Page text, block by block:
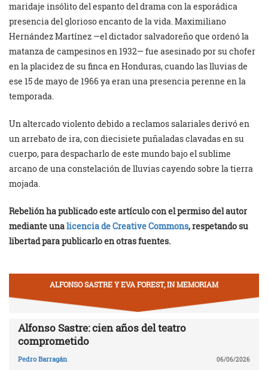
maridaje insólito del espanto del drama con la esporádica
presencia del glorioso encanto de la vida. Maximiliano
Hernández Martínez —el dictador salvadoreño que ordenó la
matanza de campesinos en 1932— fue asesinado por su chofer
en la placidez de su finca en Honduras, cuando las lluvias de
ese 15 de mayo de 1966 ya eran una presencia perenne en la
temporada.
Un altercado violento debido a reclamos salariales derivó en
un arrebato de ira, con diecisiete puñaladas clavadas en su
cuerpo, para despacharlo de este mundo bajo el sublime
arcano de una constelación de lluvias cayendo sobre la tierra
mojada.
Rebelión ha publicado este artículo con el permiso del autor
mediante unalicencia de Creative Commons, respetando su
libertad para publicarlo en otras fuentes.
ALFONSO SASTRE Y EVA FOREST, IN MEMORIAM
Alfonso Sastre: cien años del teatro
comprometido
Pedro Barragán 06/06/2026